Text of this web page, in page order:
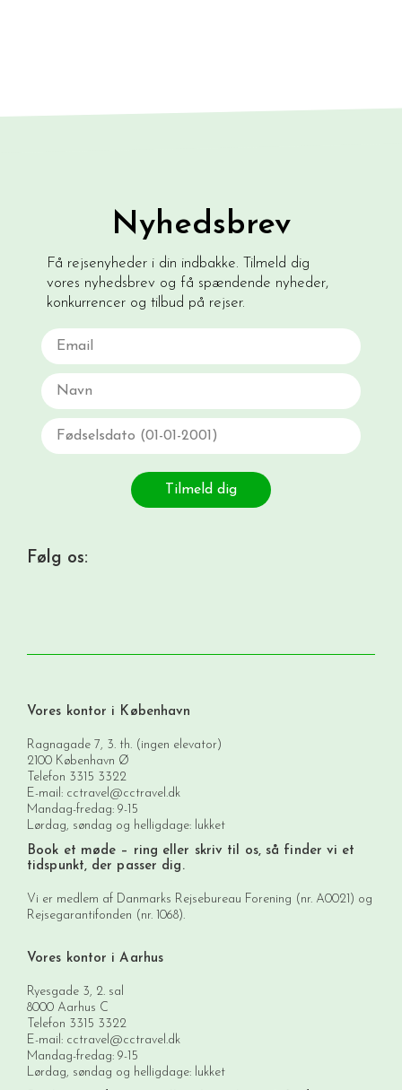
Nyhedsbrev
Få rejsenyheder i din indbakke. Tilmeld dig
vores nyhedsbrev og få spændende nyheder,
konkurrencer og tilbud på rejser.
Email
Navn
Fødselsdato
Tilmeld dig
Følg os:
Vores kontor i København
Ragnagade 7, 3. th. (ingen elevator)
2100 København Ø
Telefon 3315 3322
E-mail: cctravel@cctravel.dk
Mandag-fredag: 9-15
Lørdag, søndag og helligdage: lukket
Book et møde – ring eller skriv til os, så finder vi et
tidspunkt, der passer dig.
Vi er medlem af Danmarks Rejsebureau Forening (nr. A0021) og
Rejsegarantifonden (nr. 1068).
Vores kontor i Aarhus
Ryesgade 3, 2. sal
8000 Aarhus C
Telefon 3315 3322
E-mail: cctravel@cctravel.dk
Mandag-fredag: 9-15
Lørdag, søndag og helligdage: lukket